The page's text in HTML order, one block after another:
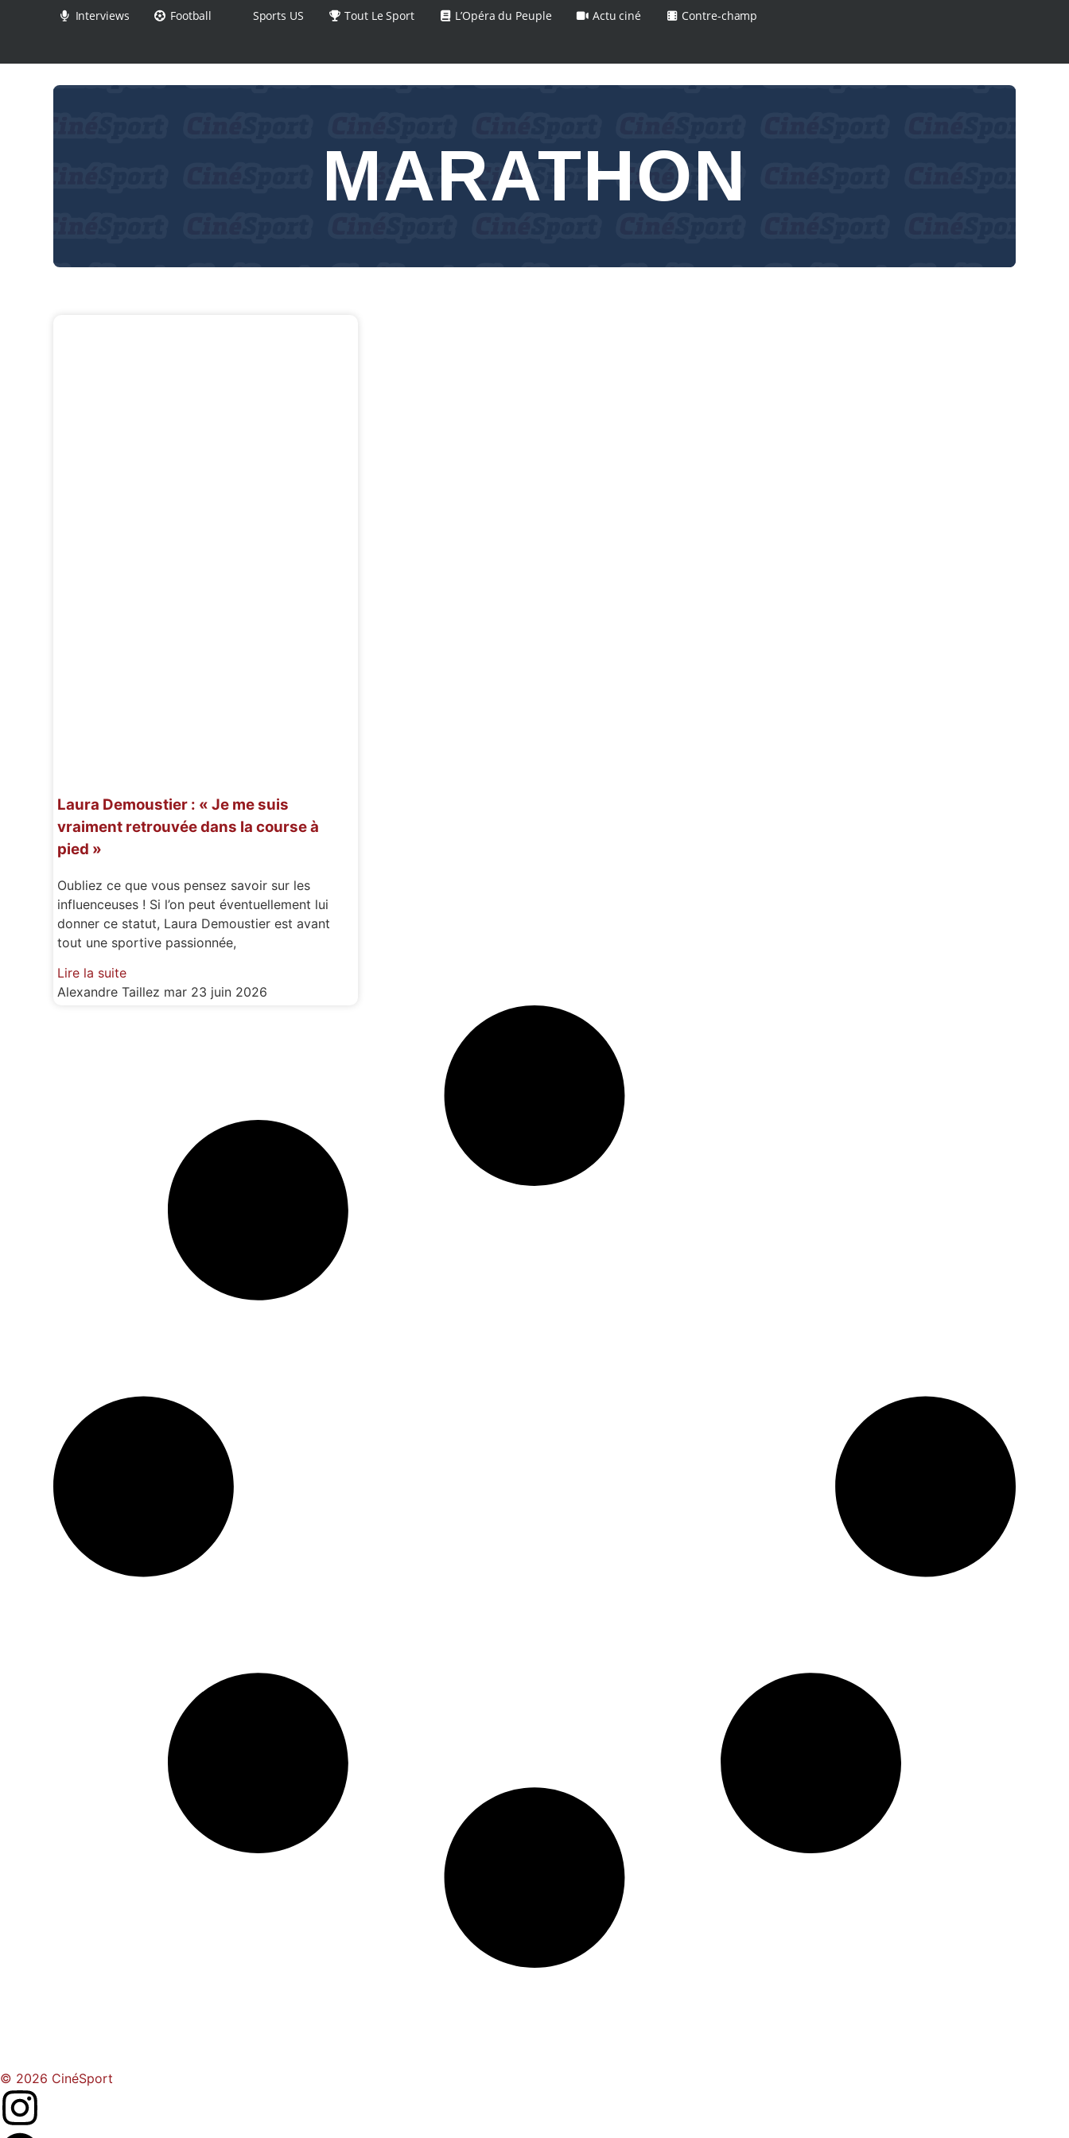
Interviews Football Sports US Tout Le Sport L’Opéra du Peuple Actu ciné Contre-champ
MARATHON
Laura Demoustier : « Je me suis
vraiment retrouvée dans la course à
pied »
Oubliez ce que vous pensez savoir sur les
influenceuses ! Si l’on peut éventuellement lui
donner ce statut, Laura Demoustier est avant
tout une sportive passionnée,
Lire la suite
Alexandre Taillez mar 23 juin 2026
© 2026 CinéSport